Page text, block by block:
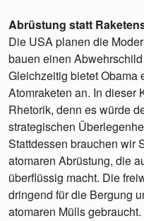
Abrüstung statt
Die USA planen die
bauen einen
Gleichzeitig bietet Obama
Atomraketen an. In dieser
Rhetorik, denn es würde
strategischen
Stattdessen brauchen wir
atomaren Abrüstung, die
überflüssig macht. Die
dringend für die Bergung
atomaren Mülls gebraucht.